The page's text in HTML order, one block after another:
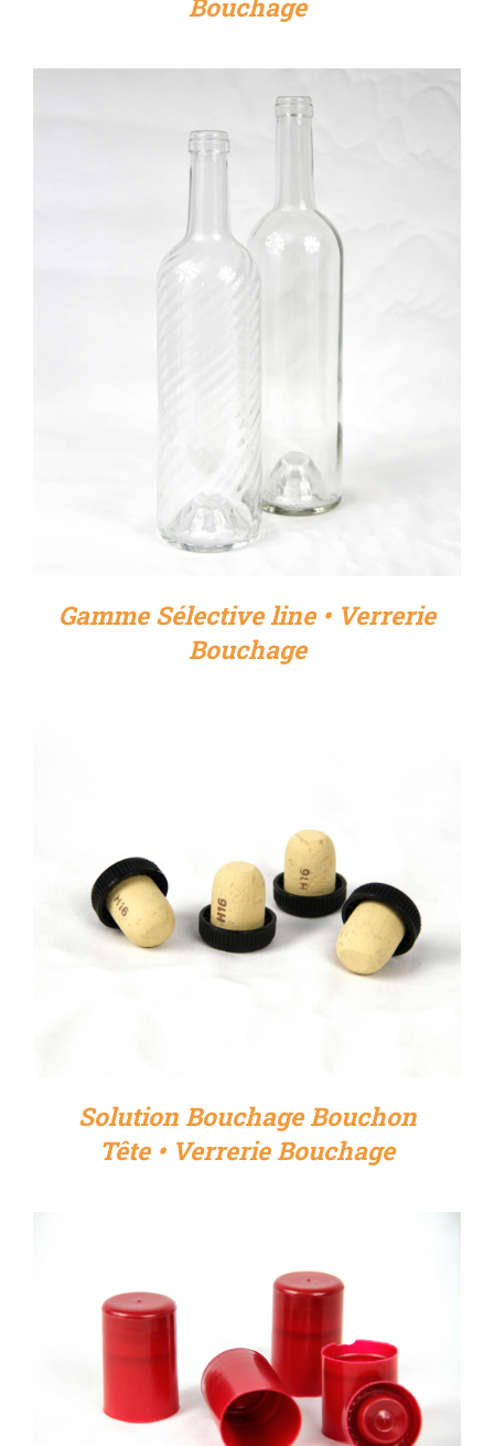
Bouchage
Gamme Sélective line • Verrerie
Bouchage
DÉTAILS
Solution Bouchage Bouchon
Tête • Verrerie Bouchage
DÉTAILS